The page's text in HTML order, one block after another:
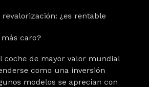
revalorización: ¿es rentable
caro?
coche de mayor valor mundial
como una inversión
modelos se aprecian con